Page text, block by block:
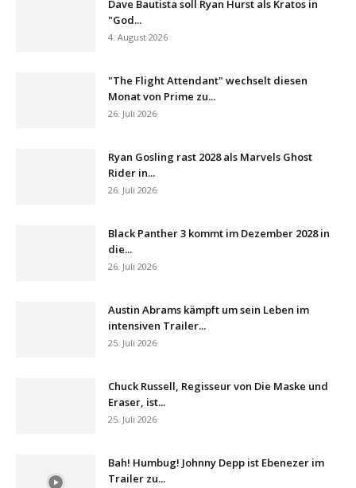
Dave Bautista soll Ryan Hurst als Kratos in
"God...
4. August 2026
"The Flight Attendant" wechselt diesen
Monat von Prime zu...
26. Juli 2026
Ryan Gosling rast 2028 als Marvels Ghost
Rider in...
26. Juli 2026
Black Panther 3 kommt im Dezember 2028 in
die...
26. Juli 2026
Austin Abrams kämpft um sein Leben im
intensiven Trailer...
25. Juli 2026
Chuck Russell, Regisseur von Die Maske und
Eraser, ist...
25. Juli 2026
Bah! Humbug! Johnny Depp ist Ebenezer im
Trailer zu...